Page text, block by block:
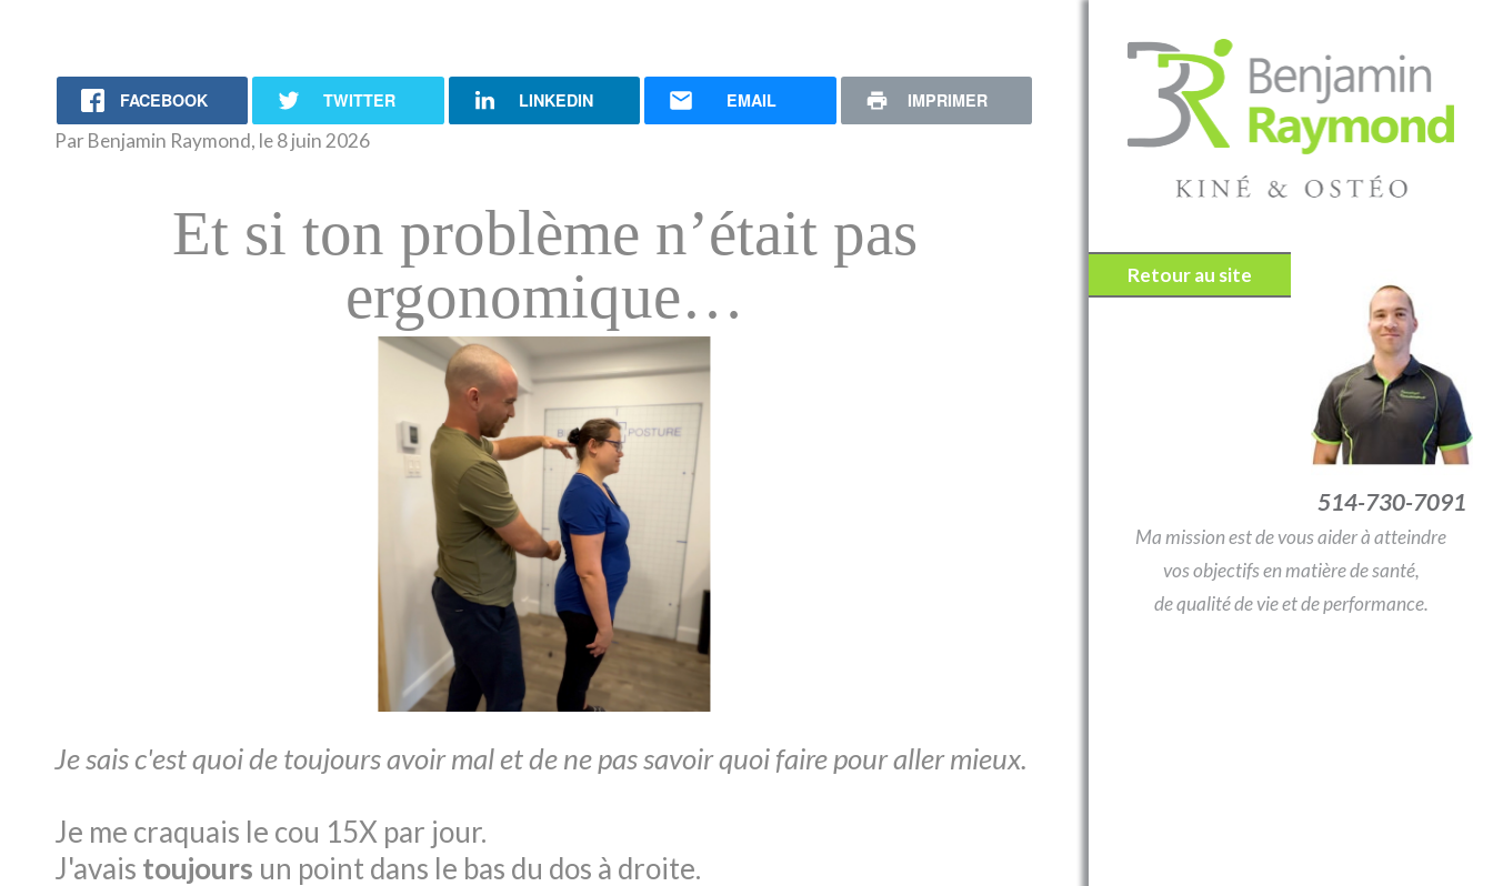
Retour au site
514-730-7091
Ma mission est de vous aider à atteindre
vos objectifs en matière de santé,
de qualité de vie et de performance.
FACEBOOK TWITTER LINKEDIN EMAIL IMPRIMER
Par Benjamin Raymond, le 8 juin 2026
Et si ton problème n’était pas
ergonomique…
Je sais c'est quoi de toujours avoir mal et de ne pas savoir quoi faire pour aller mieux.
Je me craquais le cou 15X par jour.
J'avais toujours un point dans le bas du dos à droite.